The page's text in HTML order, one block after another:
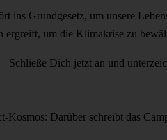
ins Grundgesetz, um unsere
ergreift, um die Klimakrise zu
Schließe Dich jetzt an und
Darüber schreibt das